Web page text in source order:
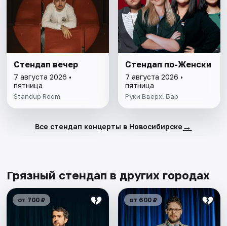
Стендап вечер
7 августа 2026 •
пятница
Standup Room
Стендап по-Женски
7 августа 2026 •
пятница
Руки Вверх! Бар
Все стендап концерты в Новосибирске →
Грязный стендап в других городах
от 700 ₽ от 600 ₽